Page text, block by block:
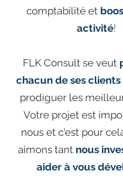
comptabilité et
activité!
FLK Consult se veut
chacun de ses clients
prodiguer les
Votre projet est
nous et c'est pour
aimons tant nous
aider à vous